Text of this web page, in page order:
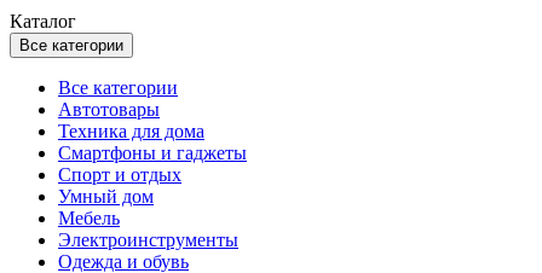
Каталог
Все категории
Все категории
Автотовары
Техника для дома
Смартфоны и гаджеты
Спорт и отдых
Умный дом
Мебель
Электроинструменты
Одежда и обувь